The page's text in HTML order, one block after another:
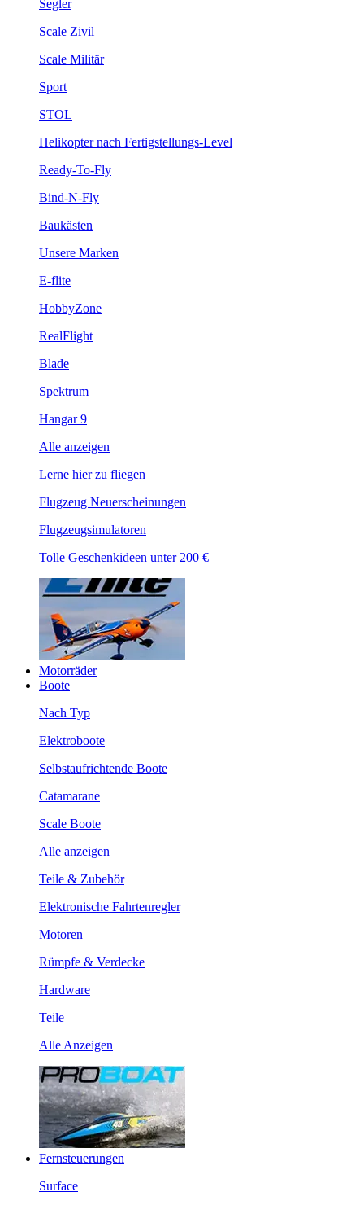
Segler
Scale Zivil
Scale Militär
Sport
STOL
Helikopter nach Fertigstellungs-Level
Ready-To-Fly
Bind-N-Fly
Baukästen
Unsere Marken
E-flite
HobbyZone
RealFlight
Blade
Spektrum
Hangar 9
Alle anzeigen
Lerne hier zu fliegen
Flugzeug Neuerscheinungen
Flugzeugsimulatoren
Tolle Geschenkideen unter 200 €
Motorräder
Boote
Nach Typ
Elektroboote
Selbstaufrichtende Boote
Catamarane
Scale Boote
Alle anzeigen
Teile & Zubehör
Elektronische Fahrtenregler
Motoren
Rümpfe & Verdecke
Hardware
Teile
Alle Anzeigen
Fernsteuerungen
Surface